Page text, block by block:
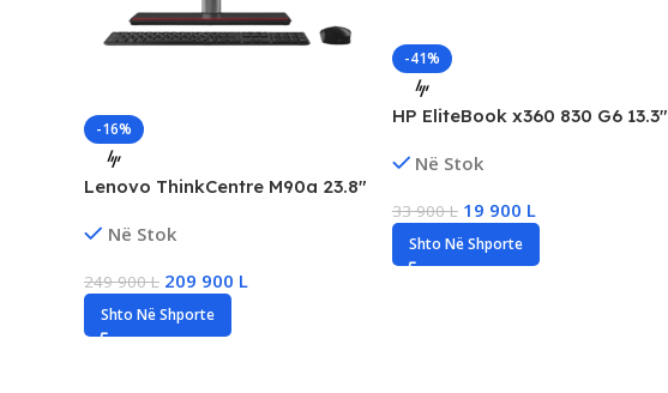
-16%
Lenovo ThinkCentre M90a 23.8″
285, 32GB DDR5, 1TB SSD
Win11 Pro, New
Në Stok
249 900L 209 900 L
Shto Në Shporte
-41%
HP EliteBook x360 830 G6 13.3″
Laptop, Intel i5 Gen8, 16GB
Në Stok
33 900L 19 900 L
Shto Në Shporte